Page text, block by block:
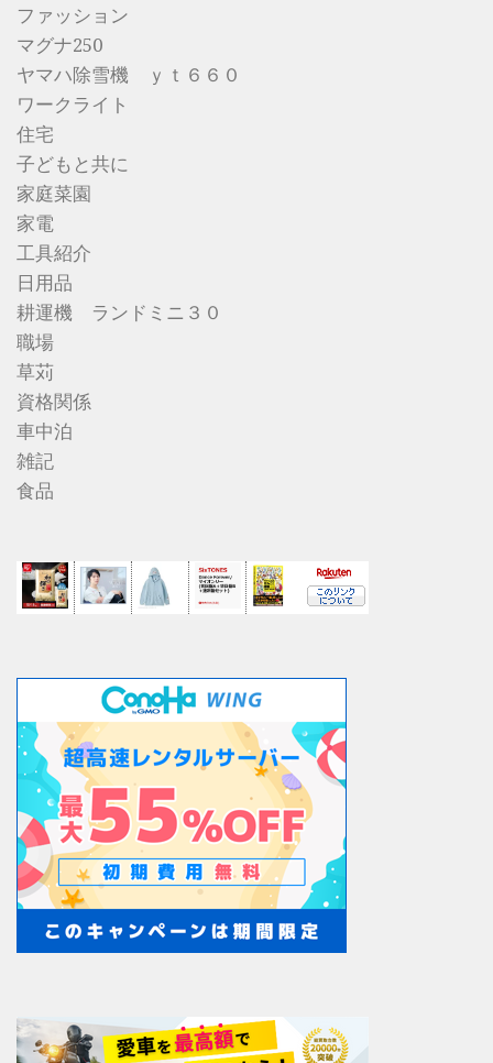
ファッション
マグナ250
ヤマハ除雪機 ｙｔ６６０
ワークライト
住宅
子どもと共に
家庭菜園
家電
工具紹介
日用品
耕運機 ランドミニ３０
職場
草苅
資格関係
車中泊
雑記
食品